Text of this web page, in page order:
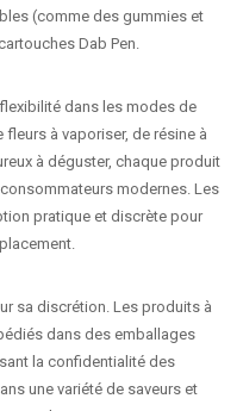
(comme des gummies et
Dab Pen.
dans les modes de
à vaporiser, de résine à
à déguster, chaque produit
modernes. Les
pratique et discrète pour
sa discrétion. Les produits à
dans des emballages
la confidentialité des
une variété de saveurs et